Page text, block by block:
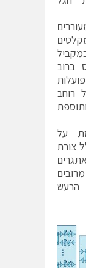
ברוב
רוחב
על
צורת
הרעש